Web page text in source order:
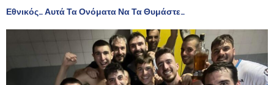
Εθνικός… Αυτά Τα Ονόματα Να Τα Θυμάστε…